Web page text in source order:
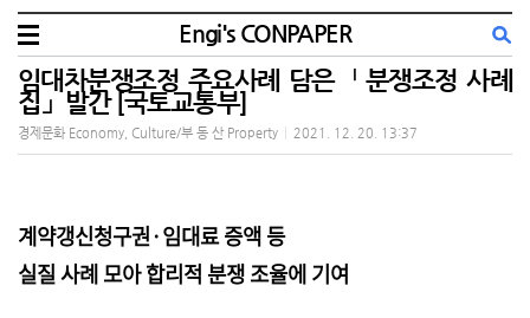
Engi's CONPAPER
임대차분쟁조정 주요사례 담은「분쟁조정 사례
집」발간 [국토교통부]
경제문화 Economy, Culture/부 동 산 Property 2021. 12. 20. 13:37
계약갱신청구권·임대료 증액 등
실질 사례 모아 합리적 분쟁 조율에 기여